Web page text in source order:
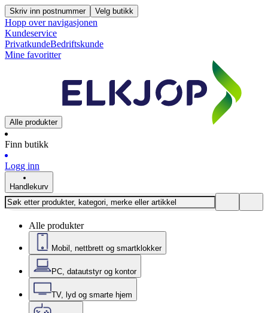
Skriv inn postnummer Velg butikk
Hopp over navigasjonen
Kundeservice
PrivatkundeBedriftskunde
Mine favoritter
Alle produkter
Finn butikk
Logg inn
Handlekurv
Alle produkter
Mobil, nettbrett og smartklokker
PC, datautstyr og kontor
TV, lyd og smarte hjem